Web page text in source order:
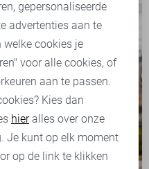
gepersonaliseerde
advertenties aan te
welke cookies je
voor alle cookies, of
aan te passen.
Kies dan
hieralles over onze
Je kunt op elk moment
op de link te klikken